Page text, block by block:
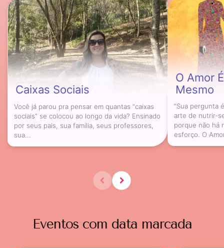
Caixas Sociais
Você já parou pra pensar em quantas “caixas
sociais” se colocou ao longo da vida? Ensinado
por seus pais, sua família, seus professores,
sua...
O Amor
Mesmo
“Sua pergunta
arte de nutrir-
porque não há
esforço. O
Eventos com data marcada